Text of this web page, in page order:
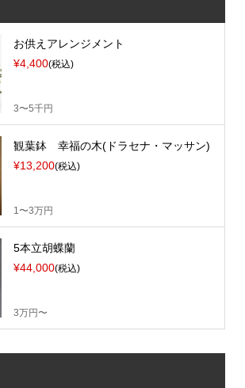
お供えアレンジメント
¥4,400(税込)
3〜5千円
観葉鉢 幸福の木(ドラセナ・マッサン)
¥13,200(税込)
1〜3万円
5本立胡蝶蘭
¥44,000(税込)
3万円〜